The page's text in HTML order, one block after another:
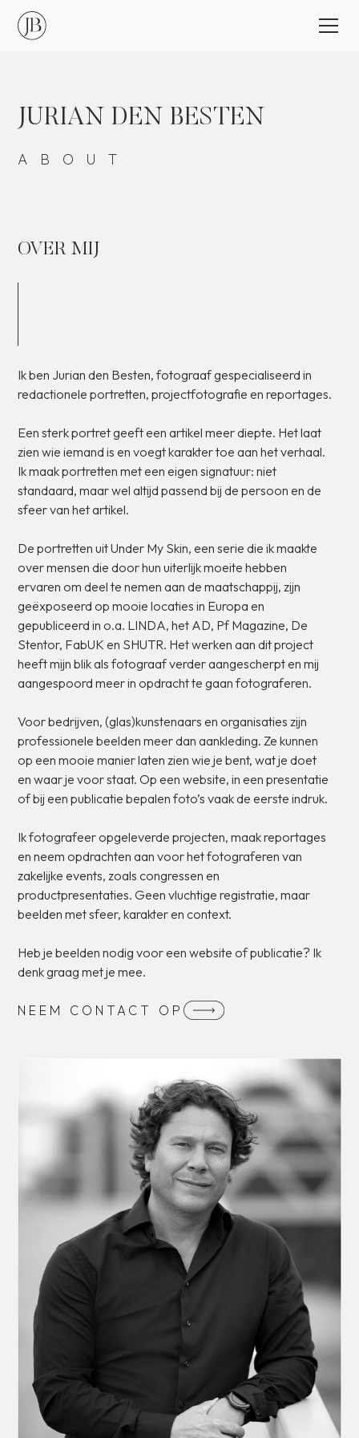
JURIAN DEN BESTEN
ABOUT
OVER MIJ
Ikben Jurian den Besten, fotograafgespecialiseerd in
redactionele portretten, projectfotografie en reportages.
Een sterkportretgeefteen artikel meer diepte. Hetlaat
zien wie iemand is en voegtkaraktertoe aan hetverhaal.
Ikmaakportretten meteen eigen signatuur: niet
standaard, maarwel altijd passend bij de persoon en de
sfeervan hetartikel.
De portretten uitUnder My Skin, een serie die ikmaakte
overmensen die doorhun uiterlijkmoeite hebben
ervaren om deel te nemen aan de maatschappij, zijn
geëxposeerd op mooie locaties in Europa en
gepubliceerd in o.a. LINDA, het AD, PfMagazine, De
Stentor, FabUK en SHUTR. Hetwerken aan ditproject
heeftmijn blikals fotograafverderaangescherpten mij
aangespoord meerin opdrachtte gaan fotograferen.
Voorbedrijven, (glas)kunstenaars en organisaties zijn
professionele beelden meer dan aankleding. Ze kunnen
op een mooie manierlaten zien wie je bent, watje doet
en waarje voorstaat. Op een website, in een presentatie
ofbij een publicatie bepalen foto’s vaak de eerste indruk.
Ikfotografeer opgeleverde projecten, maakreportages
en neem opdrachten aan voorhetfotograferen van
zakelijke events, zoals congressen en
productpresentaties. Geen vluchtige registratie, maar
beelden metsfeer, karakteren context.
Heb je beelden nodig vooreen website ofpublicatie? Ik
denkgraag metje mee.
NEEM CONTACT OP